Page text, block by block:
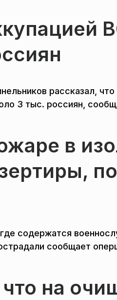
рассказал,
3 тыс. россиян,
в
содержатся
сообщает
на